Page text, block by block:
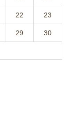
22 23
29 30